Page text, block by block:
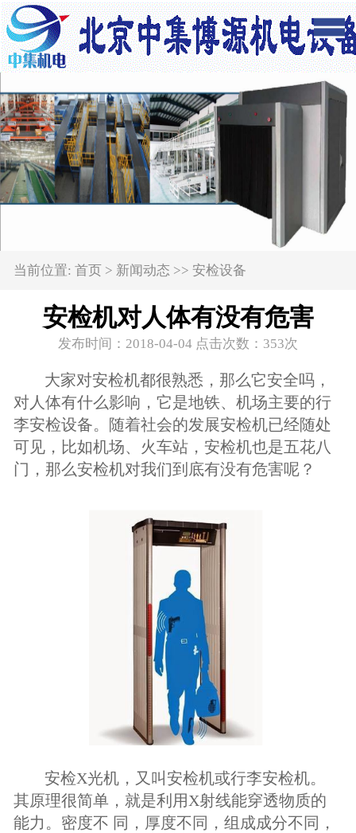
当前位置: 首页> 新闻动态 >> 安检设备
安检机对人体有没有危害
发布时间：2018-04-04 点击次数： 353次
大家对安检机都很熟悉，那么它安全吗，
对人体有什么影响，它是地铁、机场主要的行
李安检设备。
随着社会的发展安检机已经随处
可见，比如机场、火车站，安检机也是五花八
门，那么安检机对我们到底有没有危害呢？
安检X光机，又叫安检机或行李安检机。
其原理很简单，就是利用X射线能穿透物质的
能力。密度不 同，厚度不同，组成成分不同，